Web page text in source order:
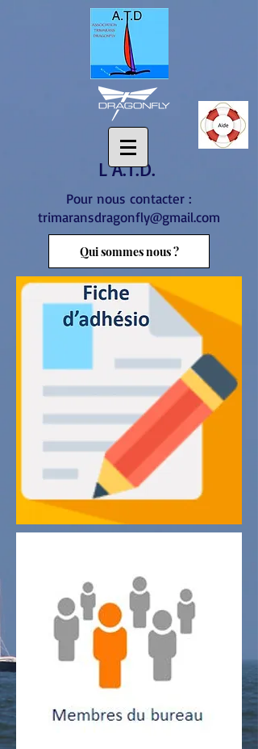
L'A.T.D.
Pour nous contacter :
trimaransdragonfly@gmail.com
Qui sommes nous ?